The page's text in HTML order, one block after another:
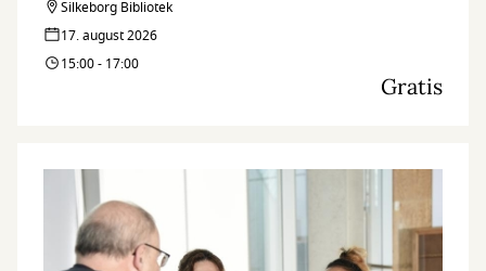
Silkeborg Bibliotek
17. august 2026
15:00 - 17:00
Gratis